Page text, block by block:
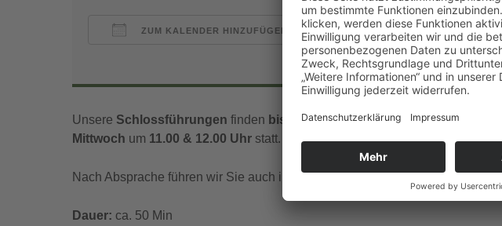
ZUM KALENDER HINZUFÜGEN
Google Kalender
Unsere Schlossführungen finden bis Mitte November Dienstag,
Mittwoch um 11.00 & 12.00 Uhr statt.
Nach Absprache führen wir Sie auch in englischer und französischer
Dauer: ca. 50 Min